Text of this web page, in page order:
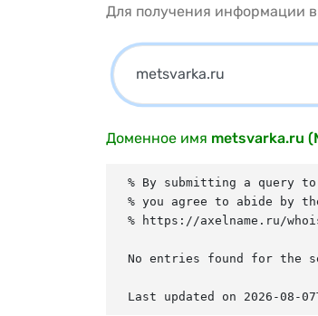
Для получения информации
Доменное имя metsvarka.ru
% By submitting a query to
% you agree to abide by
% https://axelname.ru/
No entries found for the
Last updated on 2026-08-